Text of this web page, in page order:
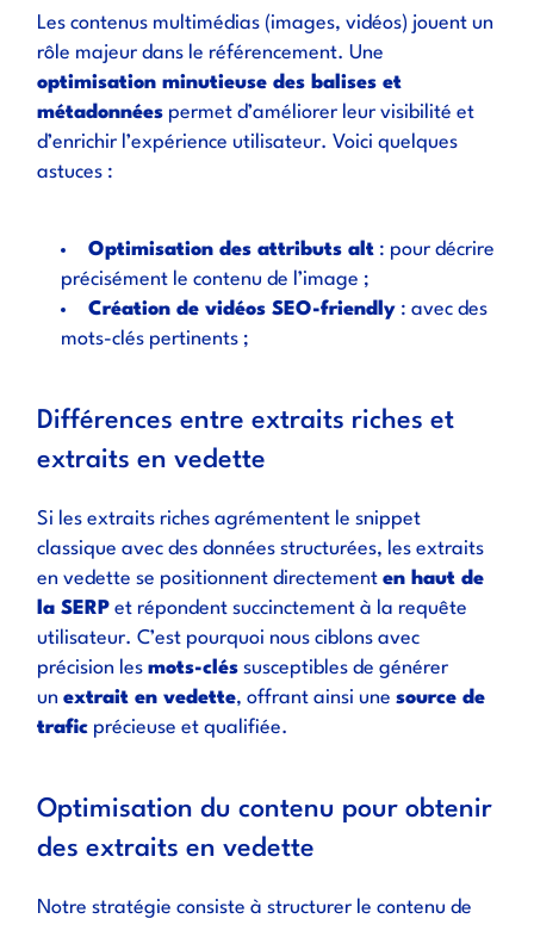
Les contenus multimédias (images, vidéos) jouent un
rôle majeur dans le référencement. Une
optimisation minutieuse des balises et
métadonnées permet d’améliorer leur visibilité et
d’enrichir l’expérience utilisateur. Voici quelques
astuces :
Optimisation des attributs alt : pour décrire
précisément le contenu de l’image ;
Création de vidéos SEO-friendly : avec des
mots-clés pertinents ;
Différences entre extraits riches et
extraits en vedette
Si les extraits riches agrémentent le snippet
classique avec des données structurées, les extraits
en vedette se positionnent directementen haut de
la SERP et répondent succinctement à la requête
utilisateur. C’est pourquoi nous ciblons avec
précision lesmots-clés susceptibles de générer
unextrait en vedette, offrant ainsi unesource de
trafic précieuse et qualifiée.
Optimisation du contenu pour obtenir
des extraits en vedette
Notre stratégie consiste à structurer le contenu de